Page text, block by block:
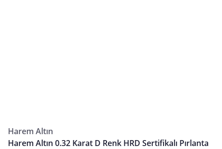
Harem Altın
Harem Altın 0.32 Karat D Renk HRD Sertifikalı Pırlanta